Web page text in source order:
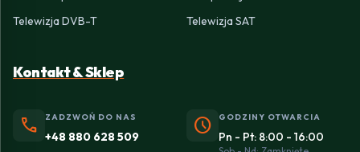
Telewizja DVB-T
Telewizja SAT
Kontakt & Sklep
phone ZADZWOŃ DO NAS
+48 880 628 509 schedule GODZINY OTWARCIA
Pn - Pt: 8:00 - 16:00